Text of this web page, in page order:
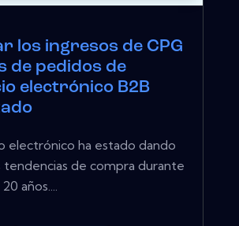
los ingresos de CPG
de pedidos de
electrónico B2B
electrónico ha estado dando
tendencias de compra durante
años....